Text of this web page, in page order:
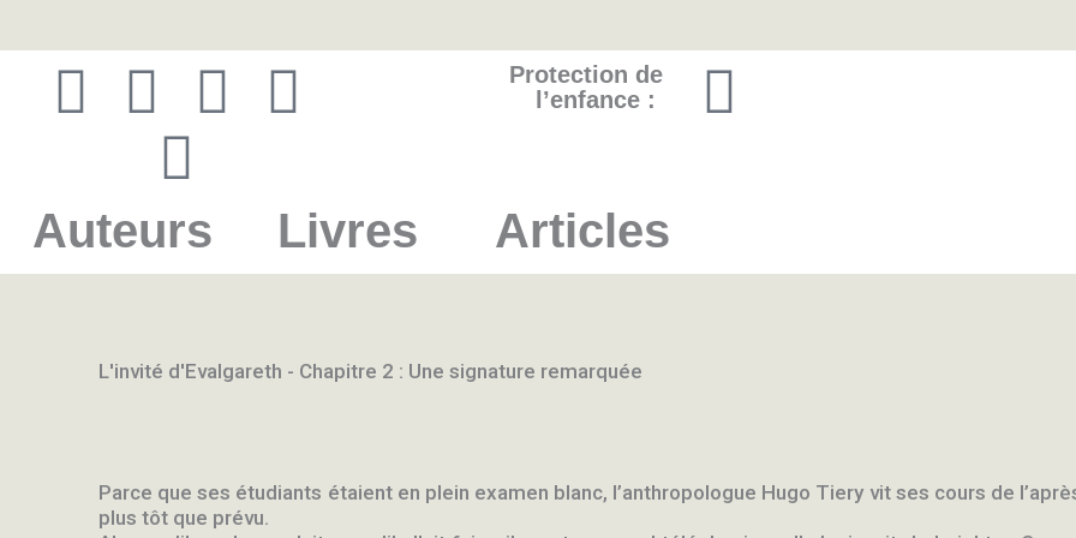
F
c
e
o
k
Y
o
u
t
b
V
e
I
s
t
g
a
P
i
n
t
r
s
Protection de
l’enfance :
Y
t
Auteurs Livres Articles
L'invité d'Evalgareth - Chapitre 2 : Une signature remarquée
Parce que ses étudiants étaient en plein examen blanc, l’anthropologue Hugo Tiery vit ses cours de
plus tôt que prévu.